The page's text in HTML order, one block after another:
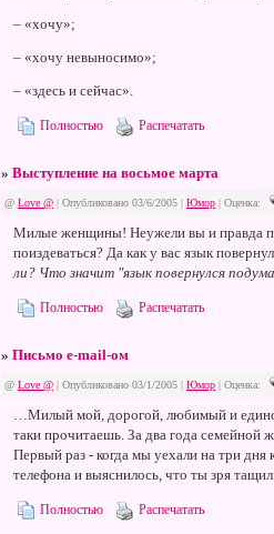
– «хочу»;
– «хочу невыносимо»;
– «здесь и сейчас».
Полностью Распечатать
» Выступление на восьмое марта
@ Love @ | Опубликовано 03/6/2005 | Юмор | Оценка:
Милые женщины! Неужели вы и правда
поиздеваться? Да как у вас язык
ли? Что значит "язык повернулся
Полностью Распечатать
» Письмо e-mail-ом
@ Love @ | Опубликовано 03/1/2005 | Юмор | Оценка:
…Милый мой, дорогой, любимый и
таки прочитаешь. За два года семейной
Первый раз - когда мы уехали на три дня
телефона и выяснилось, что ты зря
Полностью Распечатать